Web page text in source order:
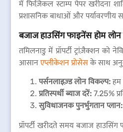
में फिज़िकल स्टाम्प पेपर खरीदना
प्रशासनिक बाधाओं और
बजाज हाउसिंग फाइनेंस होम
तमिलनाडु में प्रॉपर्टी ट्रांज़ैक्शन
आसानएप्लीकेशन प्रोसेसके साथ
पर्सनलाइज़्ड लोन विकल्प:हम
प्रतिस्पर्धी ब्याज दरें: 7.25%
सुविधाजनक पुनर्भुगतान प्लान:
प्रॉपर्टी खरीदते समय बजाज